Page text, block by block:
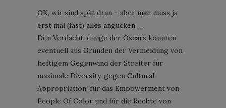
OK, wir sind spät dran – aber man muss ja
erst mal (fast) alles angucken …
Den Verdacht, einige der Oscars könnten
eventuell aus Gründen der Vermeidung von
heftigem Gegenwind der Streiter für
maximale Diversity, gegen Cultural
Appropriation, für das Empowerment von
People Of Color und für die Rechte von